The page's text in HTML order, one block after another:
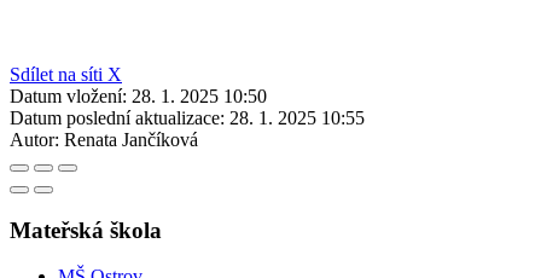
Sdílet na síti X
Datum vložení: 28. 1. 2025 10:50
Datum poslední aktualizace: 28. 1. 2025 10:55
Autor: Renata Jančíková
Mateřská škola